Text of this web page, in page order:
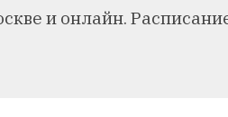
и онлайн.